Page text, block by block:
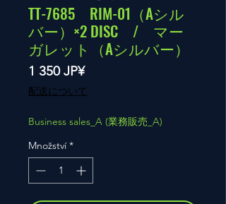
TT-7685 RIM-01（Aシル
バー）×2 DISC / マー
ガレット（Aシルバー）
1 350 JP¥Cena
配送について
Business sales_A (業務販売_A)
Množství *